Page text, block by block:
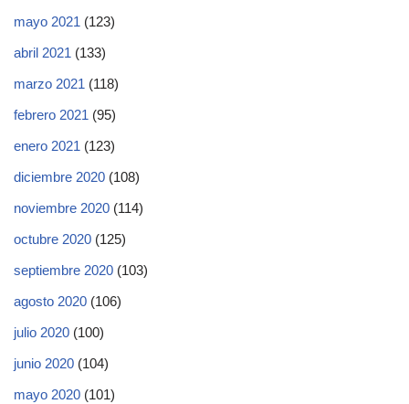
mayo 2021 (123)
abril 2021 (133)
marzo 2021 (118)
febrero 2021 (95)
enero 2021 (123)
diciembre 2020 (108)
noviembre 2020 (114)
octubre 2020 (125)
septiembre 2020 (103)
agosto 2020 (106)
julio 2020 (100)
junio 2020 (104)
mayo 2020 (101)